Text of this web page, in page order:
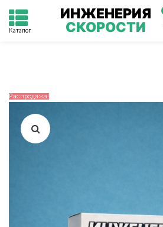
Каталог
ИНЖЕНЕРИЯ
СКОРОСТИ
Распродажа!